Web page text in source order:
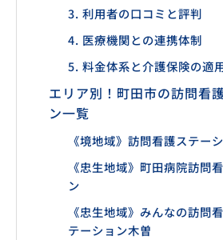
3. 利用者の口コミと評判
4. 医療機関との連携体制
5. 料金体系と介護保険の適
エリア別！町田市の訪問看
ン一覧
《境地域》訪問看護ステー
《忠生地域》町田病院訪問
ン
《忠生地域》みんなの訪問
テーション木曽